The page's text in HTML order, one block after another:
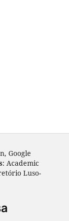
Google
: Academic
Luso-
OAJI.